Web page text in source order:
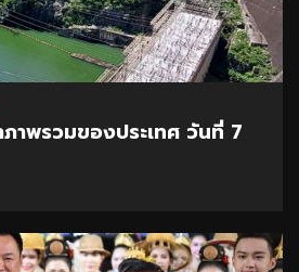
าพรวมของประเทศ วันที่ 7